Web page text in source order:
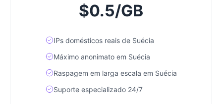
$0.5/GB
IPs domésticos reais de Suécia
Máximo anonimato em Suécia
Raspagem em larga escala em Suécia
Suporte especializado 24/7